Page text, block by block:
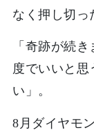
なく押し切っ
「奇跡が続
度でいいと思
い」。
8月ダイヤモ